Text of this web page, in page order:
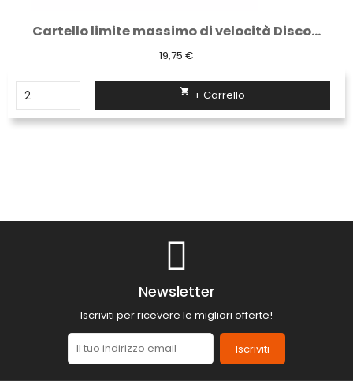
Cartello limite massimo di velocità Disco...
19,75 €
 + Carrello
Newsletter
Iscriviti per ricevere le migliori offerte!
Iscriviti